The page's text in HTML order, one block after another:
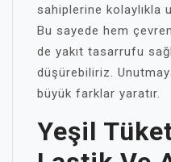
sahiplerine kolaylıkla
Bu sayede hem
de yakıt tasarrufu
düşürebiliriz.
büyük farklar yaratır.
Yeşil